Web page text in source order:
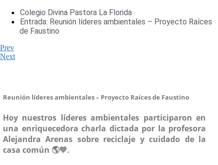
Colegio Divina Pastora La Florida
Entrada: Reunión líderes ambientales – Proyecto Raíces
de Faustino
Prev
Next
Reunión líderes ambientales – Proyecto Raíces de Faustino
Hoy nuestros líderes ambientales participaron en
una enriquecedora charla dictada por la profesora
Alejandra Arenas sobre reciclaje y cuidado de la
casa común 🌎💚.